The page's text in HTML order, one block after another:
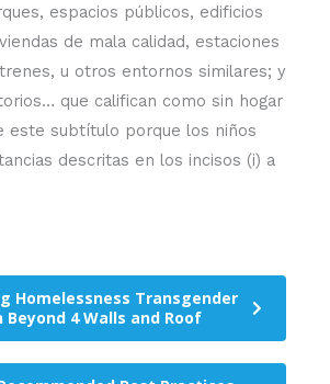
espacios públicos, edificios
de mala calidad, estaciones
u otros entornos similares; y
que califican como sin hogar
este subtítulo porque los niños
descritas en los incisos (i) a
Homelessness Transgender
Beyond 4 Walls and Roof